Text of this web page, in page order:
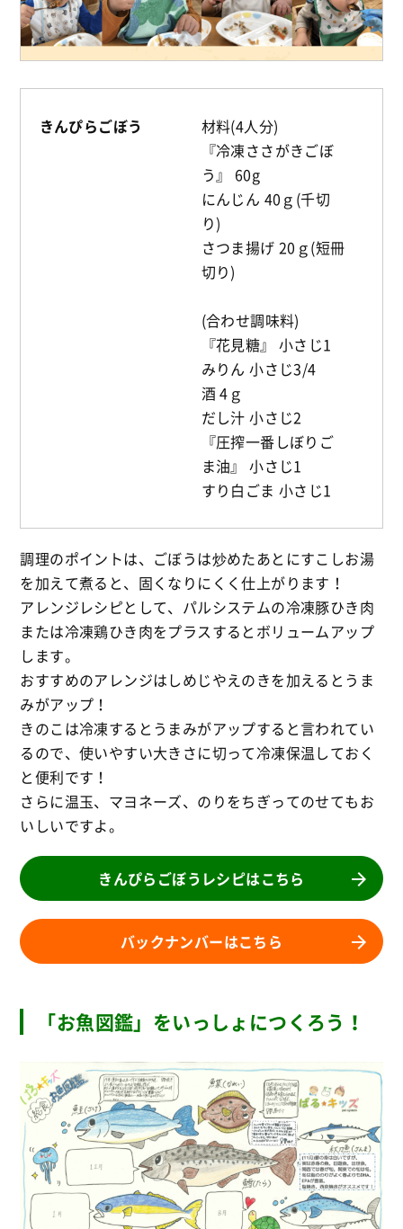
きんぴらごぼう
材料(4人分)
『冷凍ささがきごぼ
う』 60g
にんじん 40ｇ(千切
り)
さつま揚げ 20ｇ(短冊
切り)
(合わせ調味料)
『花見糖』 小さじ1
みりん 小さじ3/4
酒 4ｇ
だし汁 小さじ2
『圧搾一番しぼりご
ま油』 小さじ1
すり白ごま 小さじ1
調理のポイントは、ごぼうは炒めたあとにすこしお湯
を加えて煮ると、固くなりにくく仕上がります！
アレンジレシピとして、パルシステムの冷凍豚ひき肉
または冷凍鶏ひき肉をプラスするとボリュームアップ
します。
おすすめのアレンジはしめじやえのきを加えるとうま
みがアップ！
きのこは冷凍するとうまみがアップすると言われてい
るので、使いやすい大きさに切って冷凍保温しておく
と便利です！
さらに温玉、マヨネーズ、のりをちぎってのせてもお
いしいですよ。
きんぴらごぼうレシピはこちら
バックナンバーはこちら
「お魚図鑑」をいっしょにつくろう！